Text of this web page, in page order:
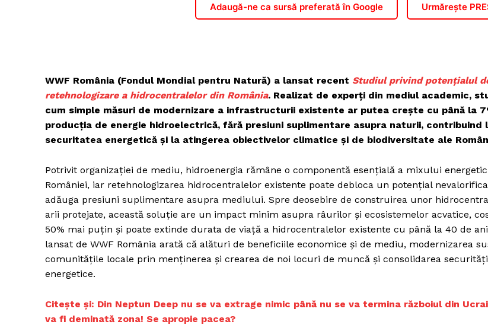
Adaugă-ne ca sursă preferată în Google Urmărește
WWF România (Fondul Mondial pentru Natură) a lansat recent Studiul privind potențialul
retehnologizare a hidrocentralelor din România. Realizat de experți din mediul academic,
cum simple măsuri de modernizare a infrastructurii existente ar putea crește cu până la
producția de energie hidroelectrică, fără presiuni suplimentare asupra naturii, contribuind
securitatea energetică și la atingerea obiectivelor climatice și de biodiversitate ale
Potrivit organizației de mediu, hidroenergia rămâne o componentă esențială a mixului
României, iar retehnologizarea hidrocentralelor existente poate debloca un potențial
adăuga presiuni suplimentare asupra mediului. Spre deosebire de construirea unor
arii protejate, această soluție are un impact minim asupra râurilor și ecosistemelor acvatice,
50% mai puțin și poate extinde durata de viață a hidrocentralelor existente cu până la 40 de
lansat de WWF România arată că alături de beneficiile economice și de mediu, modernizarea
comunitățile locale prin menținerea și crearea de noi locuri de muncă și consolidarea
energetice.
Citește și: Din Neptun Deep nu se va extrage nimic până nu se va termina războiul din
va fi deminată zona! Se apropie pacea?